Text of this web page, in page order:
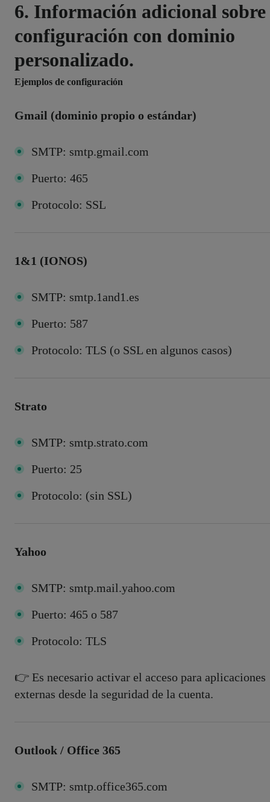
6. Información adicional sobre
configuración con dominio
personalizado.
Ejemplos de configuración
Gmail (dominio propio o estándar)
SMTP: smtp.gmail.com
Puerto: 465
Protocolo: SSL
1&1 (IONOS)
SMTP: smtp.1and1.es
Puerto: 587
Protocolo: TLS (o SSL en algunos casos)
Strato
SMTP: smtp.strato.com
Puerto: 25
Protocolo: (sin SSL)
Yahoo
SMTP: smtp.mail.yahoo.com
Puerto: 465 o 587
Protocolo: TLS
👉 Es necesario activar el acceso para aplicaciones
externas desde la seguridad de la cuenta.
Outlook / Office 365
SMTP: smtp.office365.com